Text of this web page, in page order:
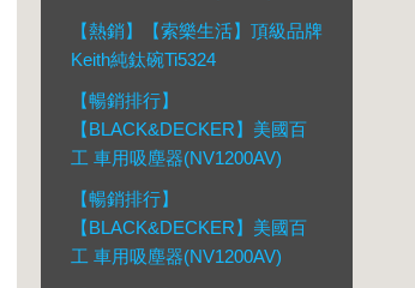
【熱銷】【索樂生活】頂級品牌
Keith純鈦碗Ti5324
【暢銷排行】
【BLACK&DECKER】美國百
工 車用吸塵器(NV1200AV)
【暢銷排行】
【BLACK&DECKER】美國百
工 車用吸塵器(NV1200AV)